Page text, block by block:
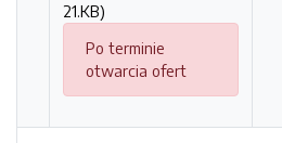
21.KB)
Po terminie
otwarcia ofert